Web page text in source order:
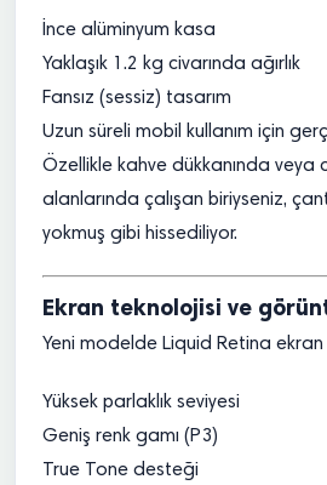
İnce alüminyum kasa
Yaklaşık 1.2 kg civarında ağırlık
Fansız (sessiz) tasarım
Uzun süreli mobil kullanım için
Özellikle kahve dükkanında veya
alanlarında çalışan biriyseniz,
yokmuş gibi hissediliyor.
Ekran teknolojisi ve
Yeni modelde Liquid Retina ekran
Yüksek parlaklık seviyesi
Geniş renk gamı (P3)
True Tone desteği